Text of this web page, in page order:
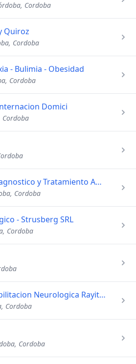
Cordoba
Quiroz
Cordoba
- Bulimia - Obesidad
Cordoba
Domici
Cordoba
Instituto Oulton - Diagnostico y Tratamiento Ambulatorio
Cordoba
- Strusberg SRL
Cordoba
Centro Priv de Rehabilitacion Neurologica Rayito de Sol SRL
Cordoba
Cordoba